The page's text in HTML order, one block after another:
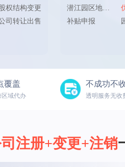
权结构变更
司转让出售
潜江园区地址提供
补贴申报
覆盖
区域代办
不成功不
透明服务无收
注册+变更+注销